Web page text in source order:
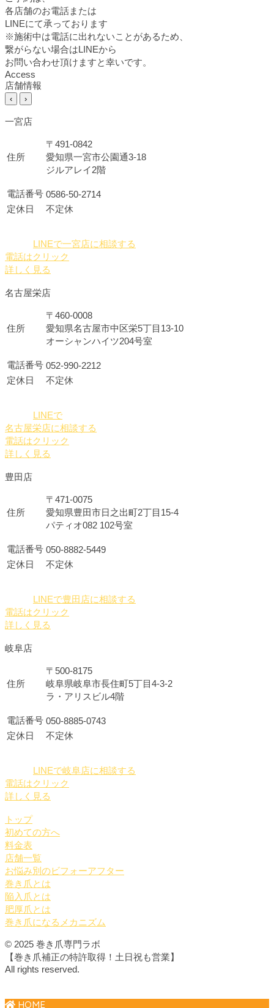
各店舗のお電話または
LINEにて承っております
※施術中は電話に出れないことがあるため、
繋がらない場合はLINEから
お問い合わせ頂けますと幸いです。
Access
店舗情報
‹ ›
一宮店
住所
〒491-0842
愛知県一宮市公園通3-18
ジルアレイ2階
電話番号 0586-50-2714
定休日
不定休
LINEで一宮店に相談する
電話はクリック
詳しく見る
名古屋栄店
住所
〒460-0008
愛知県名古屋市中区栄5丁目13-10
オーシャンハイツ204号室
電話番号 052-990-2212
定休日
不定休
LINEで
名古屋栄店に相談する
電話はクリック
詳しく見る
豊田店
住所
〒471-0075
愛知県豊田市日之出町2丁目15-4
パティオ082 102号室
電話番号 050-8882-5449
定休日
不定休
LINEで豊田店に相談する
電話はクリック
詳しく見る
岐阜店
住所
〒500-8175
岐阜県岐阜市長住町5丁目4-3-2
ラ・アリスビル4階
電話番号 050-8885-0743
定休日
不定休
LINEで岐阜店に相談する
電話はクリック
詳しく見る
トップ
初めての方へ
料金表
店舗一覧
お悩み別のビフォーアフター
巻き爪とは
陥入爪とは
肥厚爪とは
巻き爪になるメカニズム
© 2025 巻き爪専門ラボ
【巻き爪補正の特許取得！土日祝も営業】
All rights reserved.
HOME